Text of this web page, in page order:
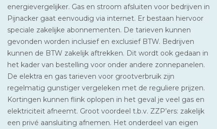
energievergelijker. Gas en stroom afsluiten voor bedrijven in
Pijnacker gaat eenvoudig via internet. Er bestaan hiervoor
speciale zakelijke abonnementen. De tarieven kunnen
gevonden worden inclusief en exclusief BTW. Bedrijven
kunnen de BTW zakelijk aftrekken. Dit wordt ook gedaan in
het kader van bestelling voor onder andere zonnepanelen.
De elektra en gas tarieven voor grootverbruik zijn
regelmatig gunstiger vergeleken met de reguliere prijzen.
Kortingen kunnen flink oplopen in het geval je veel gas en
elektriciteit afneemt. Groot voordeel t.b.v. ZZP’ers: zakelijk
een privé aansluiting afnemen. Het onderdeel van eigen